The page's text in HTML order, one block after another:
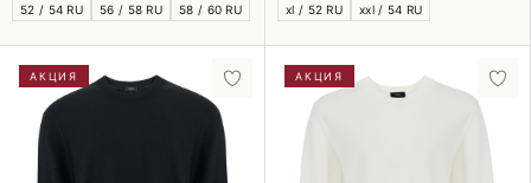
52 / 54 RU 56 / 58 RU 58 / 60 RU xl / 52 RU xxl / 54 RU
АКЦИЯ АКЦИЯ